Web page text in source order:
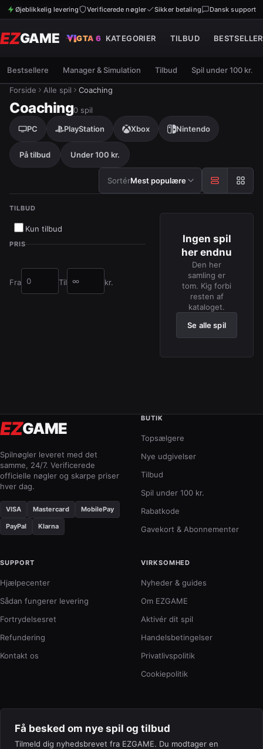
Øjeblikkelig levering Verificerede nøgler Sikker betaling Dansk support
EZGAME GTA 6 KATEGORIER TILBUD
Bestsellere Manager & Simulation Tilbud Spil under 100 kr.
Forside Alle spil Coaching
Coaching0 spil
PC
PlayStation Xbox Nintendo
På tilbud Under 100 kr.
Sortér efter
SortérMest populære
TILBUD
Kun tilbud
PRIS
Pris fra (kr.)
Fra
Pris til (kr.)
Til kr.
Ingen spil
her endnu
Den her
samling er
tom. Kig forbi
resten af
kataloget.
Se alle spil
EZGAME
Spilnøgler leveret med det
samme, 24/7. Verificerede
officielle nøgler og skarpe priser
hver dag.
VISA Mastercard MobilePay
PayPal Klarna
BUTIK
Topsælgere
Nye udgivelser
Tilbud
Spil under 100 kr.
Rabatkode
Gavekort & Abonnementer
SUPPORT
Hjælpecenter
Sådan fungerer levering
Fortrydelsesret
Refundering
Kontakt os
VIRKSOMHED
Nyheder & guides
Om EZGAME
Aktivér dit spil
Handelsbetingelser
Privatlivspolitik
Cookiepolitik
Få besked om nye spil og tilbud
Tilmeld dig nyhedsbrevet fra EZGAME. Du modtager en